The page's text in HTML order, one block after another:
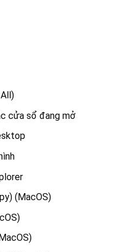
cửa sổ đang mở
(MacOS)